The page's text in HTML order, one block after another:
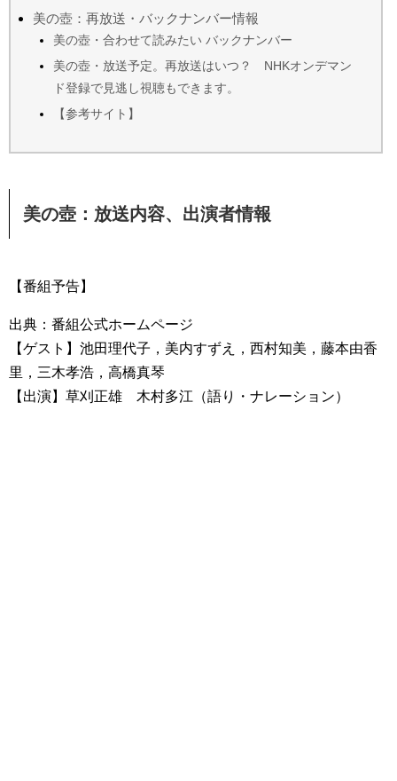
美の壺：再放送・バックナンバー情報
美の壺・合わせて読みたい バックナンバー
美の壺・放送予定。再放送はいつ？ NHKオンデマン
ド登録で見逃し視聴もできます。
【参考サイト】
美の壺：放送内容、出演者情報
【番組予告】
出典：番組公式ホームページ
【ゲスト】池田理代子，美内すずえ，西村知美，藤本由香
里，三木孝浩，高橋真琴
【出演】草刈正雄 木村多江（語り・ナレーション）